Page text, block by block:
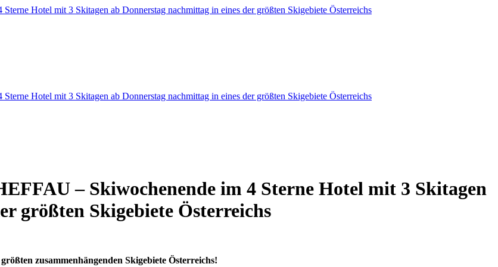
– Skiwochenende im 4 Sterne Hotel mit 3 Skitagen
größten Skigebiete Österreichs
zusammenhängenden Skigebiete Österreichs!